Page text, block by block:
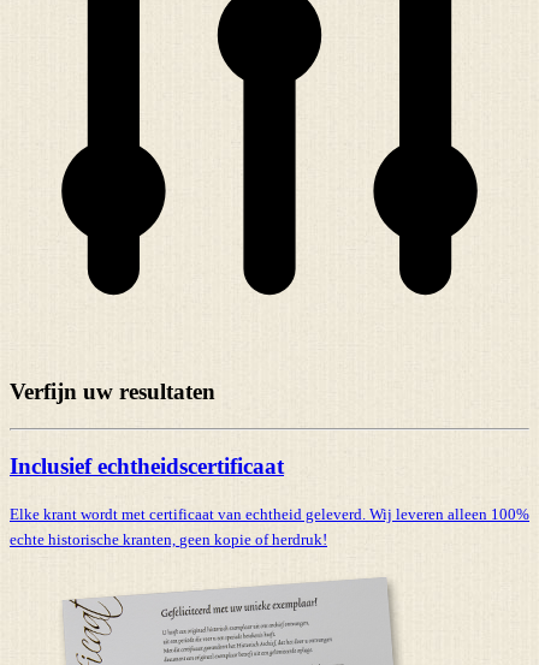
Verfijn uw resultaten
Inclusief echtheidscertificaat
Elke krant wordt met certificaat van echtheid geleverd. Wij leveren alleen 100%
echte historische kranten, geen kopie of herdruk!